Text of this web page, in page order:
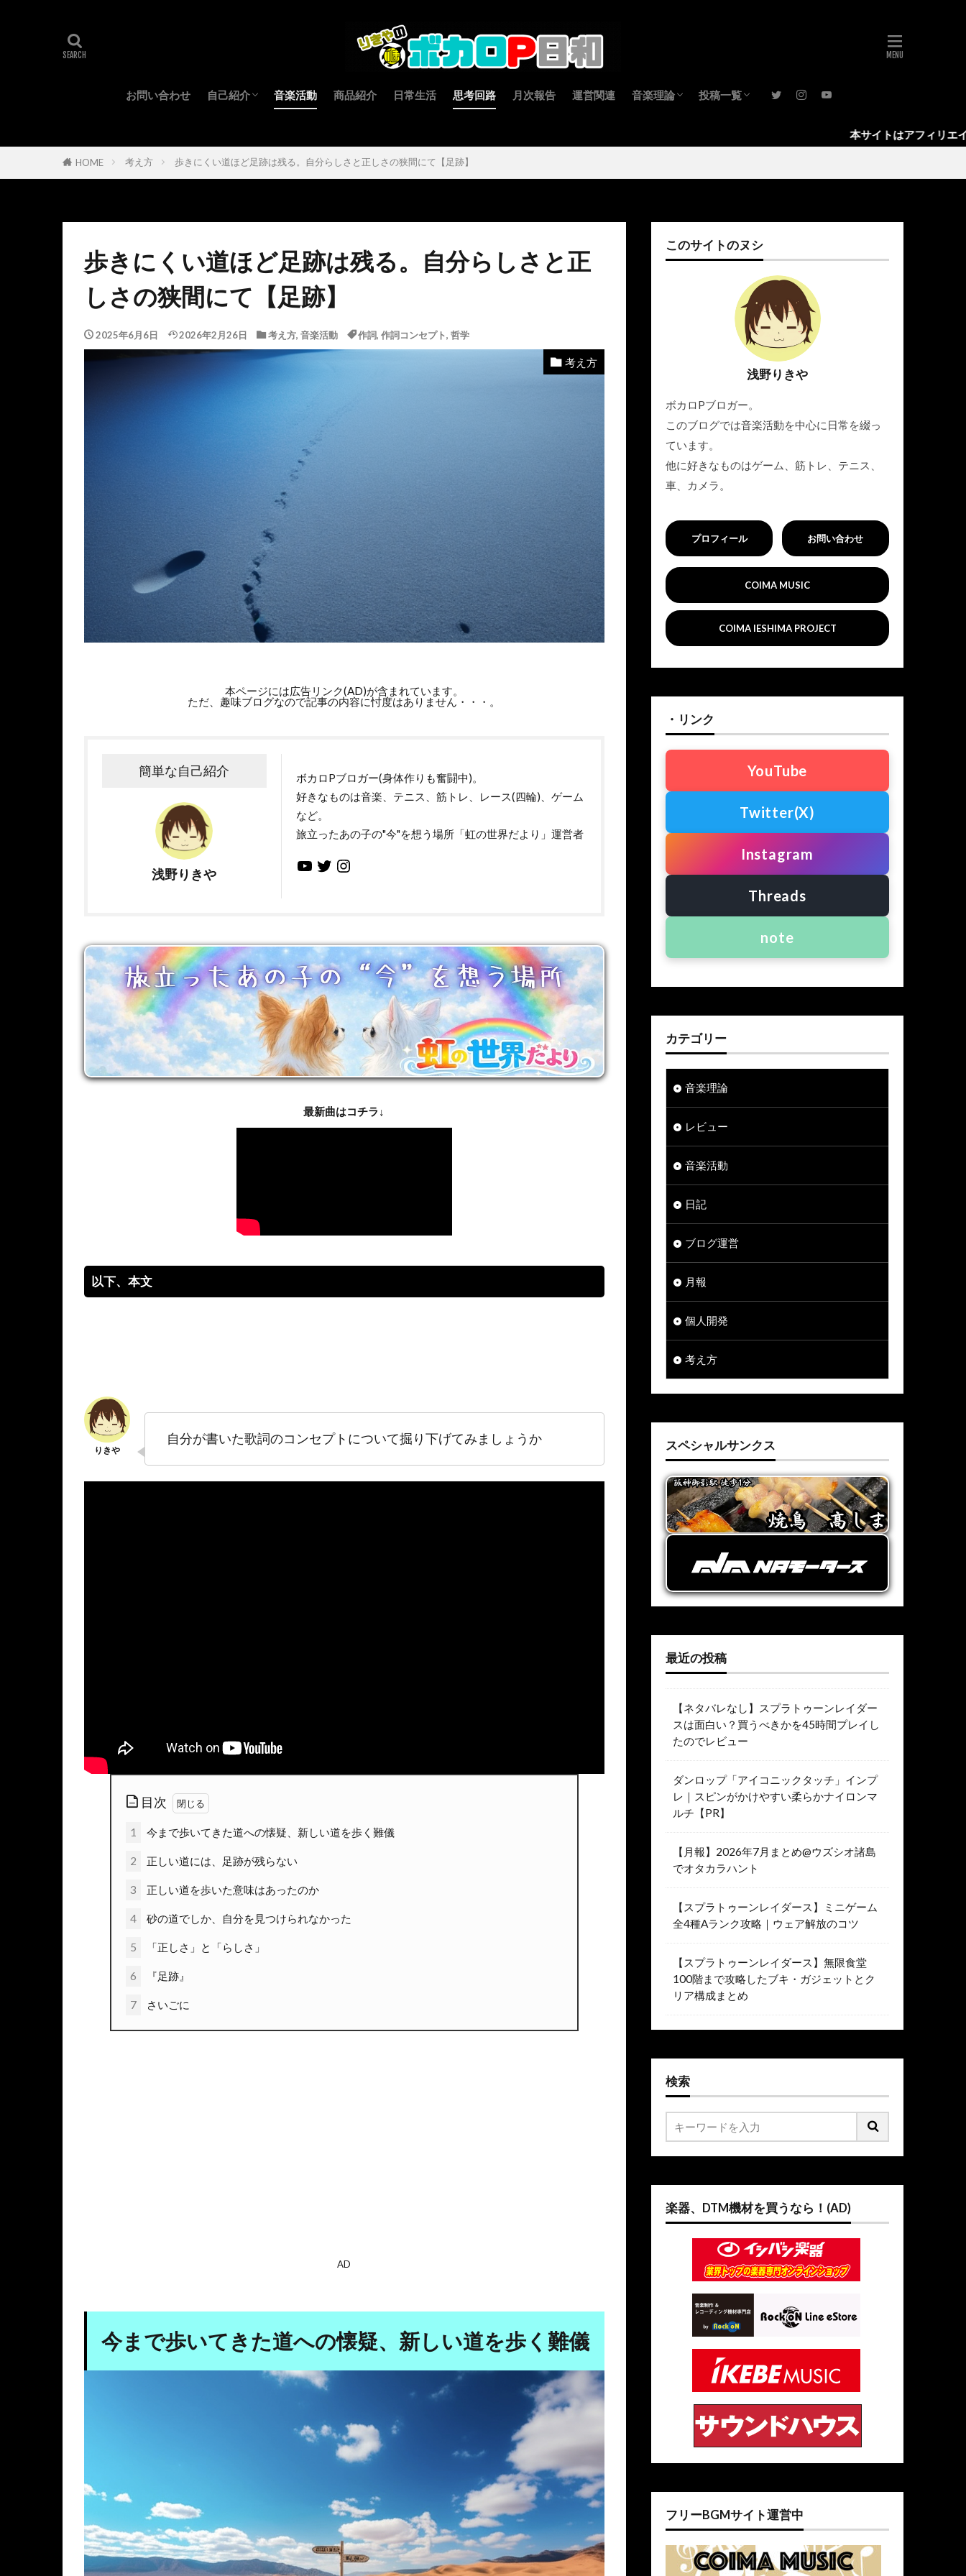
お問い合わせ 自己紹介 音楽活動 商品紹介 日常生活 思考回路 月次報告 運営関連 音楽理論 投稿一覧
本サイトはアフィリエイト広告(AD)を使
HOME 考え方 歩きにくい道ほど足跡は残る。自分らしさと正しさの狭間にて【足跡】
歩きにくい道ほど足跡は残る。自分らしさと正
しさの狭間にて【足跡】
2025年6月6日 2026年2月26日 考え方, 音楽活動 作詞, 作詞コンセプト, 哲学
考え方
本ページには広告リンク(AD)が含まれています。
ただ、趣味ブログなので記事の内容に忖度はありません・・・。
簡単な自己紹介
浅野りきや
ボカロPブロガー(身体作りも奮闘中)。
好きなものは音楽、テニス、筋トレ、レース(四輪)、ゲーム
など。
旅立ったあの子の"今"を想う場所「虹の世界だより」運営者
最新曲はコチラ↓
以下、本文
自分が書いた歌詞のコンセプトについて掘り下げてみましょうか
目次
1 今まで歩いてきた道への懐疑、新しい道を歩く難儀
2 正しい道には、足跡が残らない
3 正しい道を歩いた意味はあったのか
4 砂の道でしか、自分を見つけられなかった
5 「正しさ」と「らしさ」
6 『足跡』
7 さいごに
AD
今まで歩いてきた道への懐疑、新しい道を歩く難儀
このサイトのヌシ
浅野りきや
ボカロPブロガー。
このブログでは音楽活動を中心に日常を綴っ
ています。
他に好きなものはゲーム、筋トレ、テニス、
車、カメラ。
プロフィール お問い合わせ
COIMA MUSIC
COIMA IESHIMA PROJECT
・リンク
YouTube
Twitter(X)
Instagram
Threads
note
カテゴリー
音楽理論
レビュー
音楽活動
日記
ブログ運営
月報
個人開発
考え方
スペシャルサンクス
最近の投稿
【ネタバレなし】スプラトゥーンレイダー
スは面白い？買うべきかを45時間プレイし
たのでレビュー
ダンロップ「アイコニックタッチ」インプ
レ｜スピンがかけやすい柔らかナイロンマ
ルチ【PR】
【月報】2026年7月まとめ@ウズシオ諸島
でオタカラハント
【スプラトゥーンレイダース】ミニゲーム
全4種Aランク攻略｜ウェア解放のコツ
【スプラトゥーンレイダース】無限食堂
100階まで攻略したブキ・ガジェットとク
リア構成まとめ
検索
楽器、DTM機材を買うなら！(AD)
フリーBGMサイト運営中